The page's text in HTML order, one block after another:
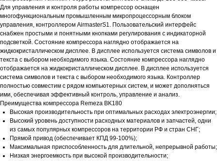
Для управления и контроля работы компрессор оснащен
многофункциональным промышленным микропроцессорным блоком
управления, контроллером AirmasterS1. Пользовательский интерфейс
снабжен простыми и понятными кнопками регулирования с индикаторной
подсветкой. Состояние компрессора наглядно отображается на
жидкокристаллическом дисплее. В дисплее используется система символов и
текста с выбором необходимого языка. Состояние компрессора наглядно
отображается на жидкокристаллическом дисплее. В дисплее используется
система символов и текста с выбором необходимого языка. Контроллер
полностью совместим с рядом компьютерных систем, и может дополняться
ими, обеспечивая эффективный контроль, управление и анализ.
Преимущества компрессора Remeza BK180
Высокая производительность при оптимальных расходах электроэнергии;
Высокий уровень доступности расходных материалов и запчастей, одни
из самых популярных компрессоров на территории РФ и стран СНГ;
Прямой привод (обеспечивает КПД 99-100%);
Максимальная приспособленность для длительной, непрерывной работы;
Низкая энергоемкость при высокой производительности;